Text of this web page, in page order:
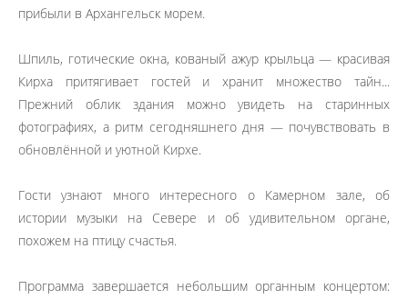
прибыли в Архангельск морем.
Шпиль, готические окна, кованый ажур крыльца — красивая
Кирха притягивает гостей и хранит множество тайн...
Прежний облик здания можно увидеть на старинных
фотографиях, а ритм сегодняшнего дня — почувствовать в
обновлённой и уютной Кирхе.
Гости узнают много интересного о Камерном зале, об
истории музыки на Севере и об удивительном органе,
похожем на птицу счастья.
Программа завершается небольшим органным концертом: